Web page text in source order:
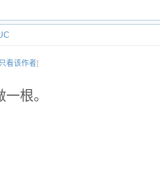
看该作者]
根。